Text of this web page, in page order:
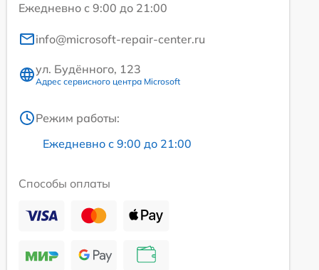
Ежедневно с 9:00 до 21:00
info@microsoft-repair-center.ru
ул. Будённого, 123
Адрес сервисного центра Microsoft
Режим работы:
Ежедневно с 9:00 до 21:00
Способы оплаты